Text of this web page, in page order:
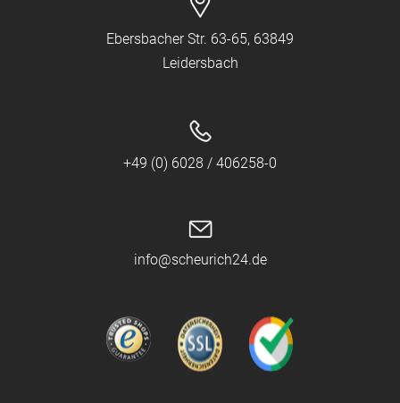
Ebersbacher Str. 63-65, 63849
Leidersbach
+49 (0) 6028 / 406258-0
info@scheurich24.de